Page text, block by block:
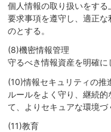
個人情報の取り扱いをす
要求事項を遵守し、適正
のとする。
(8)機密情報管理
守るべき情報資産を明確に
(10)情報セキュリティの推
ルールをよく守り、継続
て、よりセキュアな環境づ
(11)教育